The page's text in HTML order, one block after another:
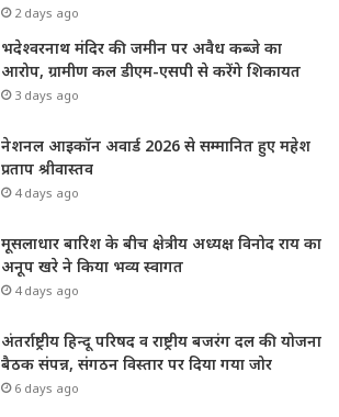
2 days ago
भदेश्वरनाथ मंदिर की जमीन पर अवैध कब्जे का
आरोप, ग्रामीण कल डीएम-एसपी से करेंगे शिकायत
3 days ago
नेशनल आइकॉन अवार्ड 2026 से सम्मानित हुए महेश
प्रताप श्रीवास्तव
4 days ago
मूसलाधार बारिश के बीच क्षेत्रीय अध्यक्ष विनोद राय का
अनूप खरे ने किया भव्य स्वागत
4 days ago
अंतर्राष्ट्रीय हिन्दू परिषद व राष्ट्रीय बजरंग दल की योजना
बैठक संपन्न, संगठन विस्तार पर दिया गया जोर
6 days ago